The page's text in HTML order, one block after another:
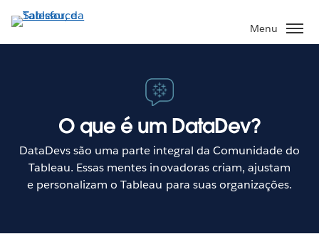
Pular
para
o
Menu
O que é um DataDev?
DataDevs são uma parte integral da Comunidade do
Tableau. Essas mentes inovadoras criam, ajustam
e personalizam o Tableau para suas organizações.